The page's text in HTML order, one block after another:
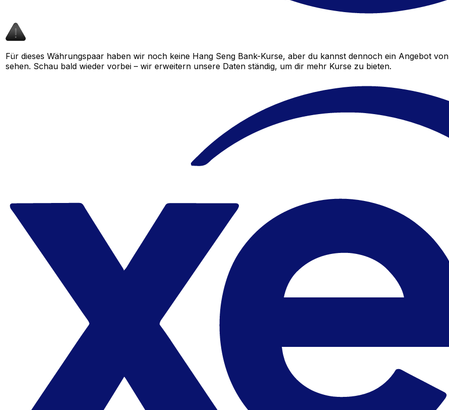
Für dieses Währungspaar haben wir noch keine Hang Seng Bank-Kurse, aber du kannst dennoch ein Angebot
sehen. Schau bald wieder vorbei – wir erweitern unsere Daten ständig, um dir mehr Kurse zu bieten.